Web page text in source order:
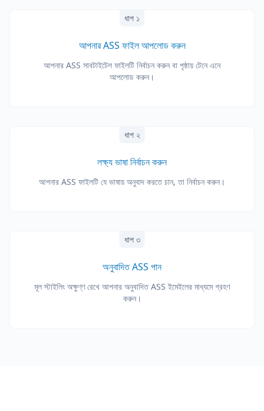
ধাপ ১
আপনার ASS ফাইল আপলোড করুন
আপনার ASS সাবটাইটেল ফাইলটি নির্বাচন করুন বা পৃষ্ঠায় টেনে এনে
আপলোড করুন।
ধাপ ২
লক্ষ্য ভাষা নির্বাচন করুন
আপনার ASS ফাইলটি যে ভাষায় অনুবাদ করতে চান, তা নির্বাচন করুন।
ধাপ ৩
অনুবাদিত ASS পান
মূল স্টাইলিং অক্ষুণ্ণ রেখে আপনার অনুবাদিত ASS ইমেইলের মাধ্যমে গ্রহণ
করুন।